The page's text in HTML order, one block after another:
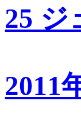
25 ジ
2011